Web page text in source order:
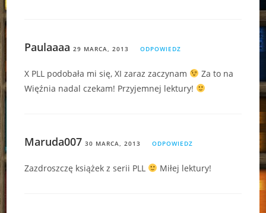
Paulaaaa 29 MARCA, 2013 ODPOWIEDZ
X PLL podobała mi się, XI zaraz zaczynam
Za to na
Więźnia nadal czekam! Przyjemnej lektury!
Maruda007 30 MARCA, 2013 ODPOWIEDZ
Zazdroszczę książek z serii PLL Miłej lektury!